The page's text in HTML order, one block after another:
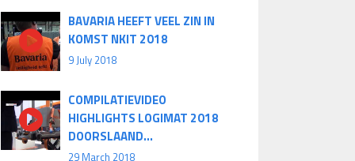
BAVARIA HEEFT VEEL ZIN IN
KOMST NKIT 2018
9 July 2018
COMPILATIEVIDEO
HIGHLIGHTS LOGIMAT 2018
DOORSLAAND...
29 March 2018